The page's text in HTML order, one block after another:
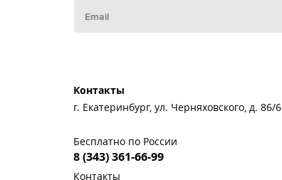
Контакты
г. Екатеринбург, ул. Черняховского, д. 86/6
Бесплатно по России
8 (343) 361-66-99
Контакты